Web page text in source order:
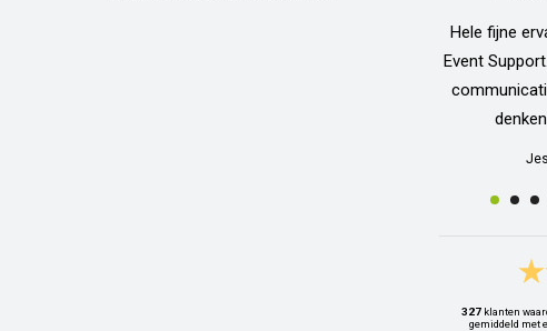
Hele fijne
Event
327klanten
gemiddeld met